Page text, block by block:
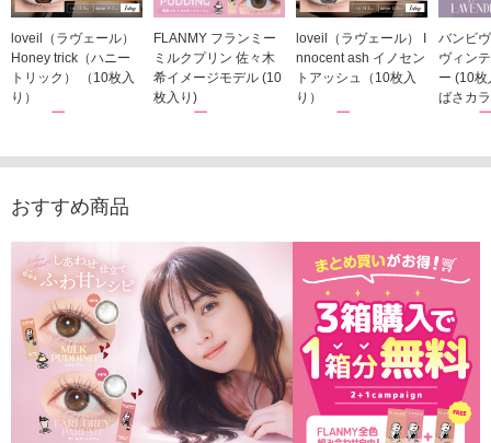
loveil（ラヴェール）
Honey trick（ハニー
トリック） （10枚入
り）
1,760円
FLANMY フランミー
ミルクプリン 佐々木
希イメージモデル (10
枚入り)
1,815円
loveil（ラヴェール） I
nnocent ash イノセン
トアッシュ（10枚入
り）
1,760円
バンビ
ヴィン
ー (10
ばさカ
1,848
おすすめ商品